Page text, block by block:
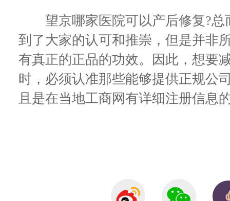
望京哪家医院可以产后修复?总
到了大家的认可和推崇，但是并非
有真正的正品的功效。因此，想要
时，必须认准那些能够提供正规公
且是在当地工商网有详细注册信息